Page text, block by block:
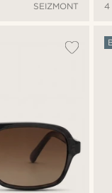
SEIZMONT
4